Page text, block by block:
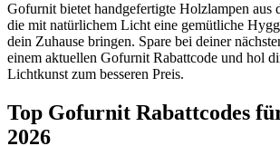
Gofurnit bietet handgefertigte Holzlampen aus
die mit natürlichem Licht eine gemütliche
dein Zuhause bringen. Spare bei deiner
einem aktuellen Gofurnit Rabattcode und hol
Lichtkunst zum besseren Preis.
Top Gofurnit Rabattcodes
2026